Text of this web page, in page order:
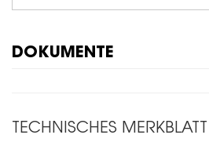
DOKUMENTE
TECHNISCHES